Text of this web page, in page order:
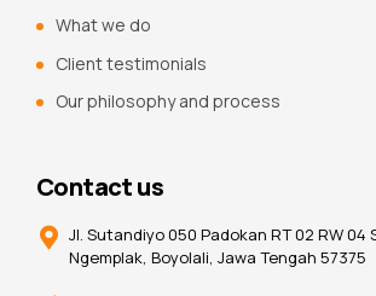
What we do
Client testimonials
Our philosophy and process
Contact us
Jl. Sutandiyo 050 Padokan RT 02 RW 04
Ngemplak, Boyolali, Jawa Tengah 57375